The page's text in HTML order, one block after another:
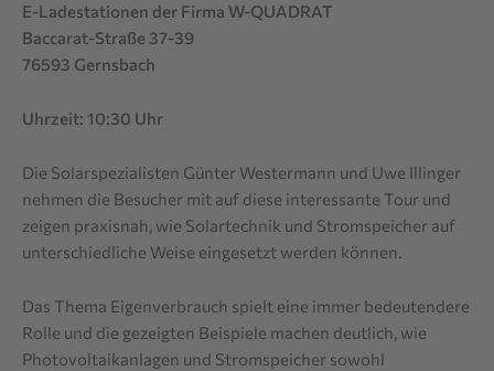
E-Ladestationen der Firma W-QUADRAT
Baccarat-Straße 37-39
76593 Gernsbach
Uhrzeit: 10:30 Uhr
Die Solarspezialisten Günter Westermann und Uwe Illinger
nehmen die Besucher mit auf diese interessante Tour und
zeigen praxisnah, wie Solartechnik und Stromspeicher auf
unterschiedliche Weise eingesetzt werden können.
Das Thema Eigenverbrauch spielt eine immer bedeutendere
Rolle und die gezeigten Beispiele machen deutlich, wie
Photovoltaikanlagen und Stromspeicher sowohl